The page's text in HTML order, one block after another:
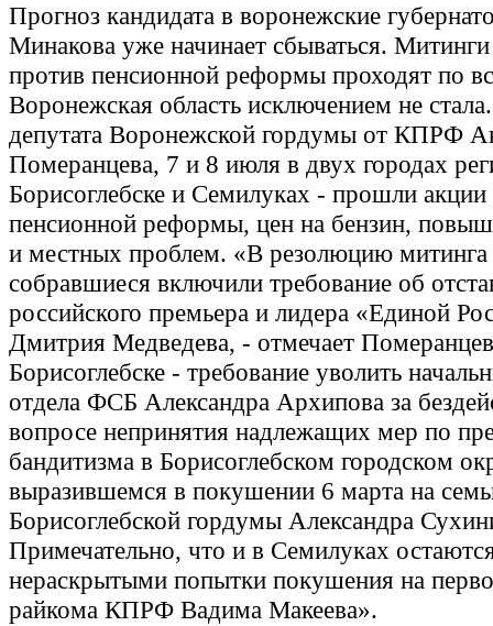
Прогноз кандидата в воронежские
Минакова уже начинает сбываться. Митинги
против пенсионной реформы проходят по
Воронежская область исключением не
депутата Воронежской гордумы от КПРФ
Померанцева, 7 и 8 июля в двух городах
Борисоглебске и Семилуках - прошли акции
пенсионной реформы, цен на бензин,
и местных проблем. «В резолюцию
собравшиеся включили требование об
российского премьера и лидера «Единой
Дмитрия Медведева, - отмечает
Борисоглебске - требование уволить
отдела ФСБ Александра Архипова за
вопросе непринятия надлежащих мер по
бандитизма в Борисоглебском городском
выразившемся в покушении 6 марта на
Борисоглебской гордумы Александра
Примечательно, что и в Семилуках
нераскрытыми попытки покушения на
райкома КПРФ Вадима Макеева».